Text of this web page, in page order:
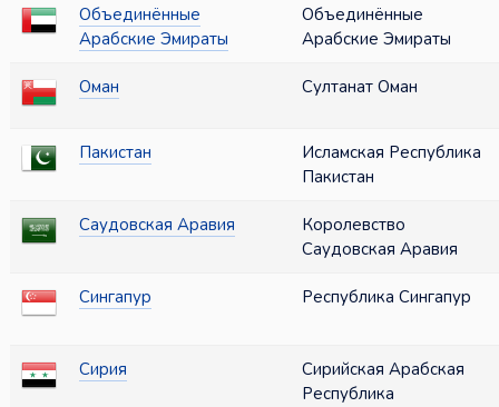
Объединённые
Арабские Эмираты
Объединённые
Арабские Эмираты
Оман Султанат Оман
Пакистан
Исламская Республика
Пакистан
Саудовская Аравия
Королевство
Саудовская Аравия
Сингапур Республика Сингапур
Сирия
Сирийская Арабская
Республика